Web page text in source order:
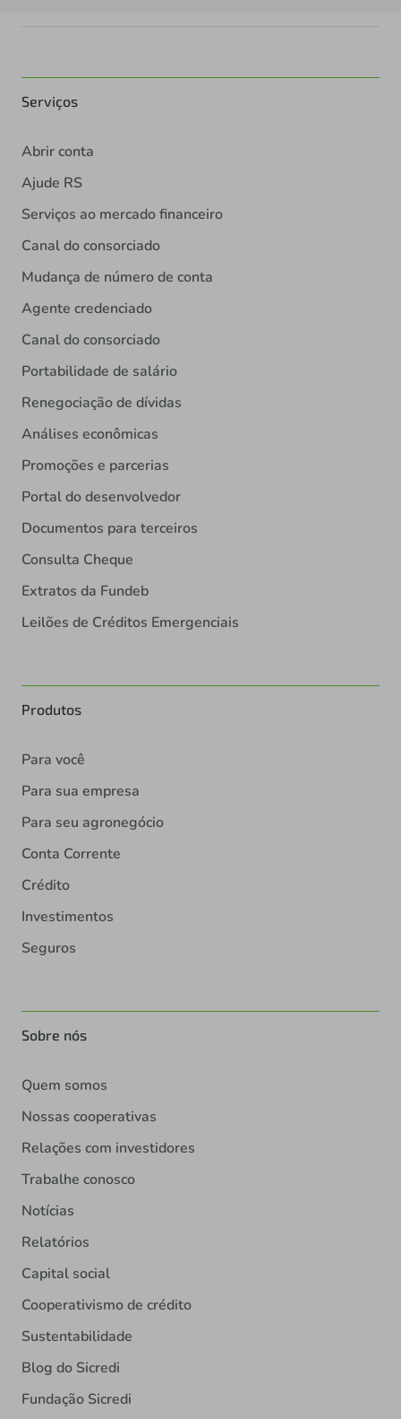
Serviços
Abrir conta
Ajude RS
Serviços ao mercado financeiro
Canal do consorciado
Mudança de número de conta
Agente credenciado
Canal do consorciado
Portabilidade de salário
Renegociação de dívidas
Análises econômicas
Promoções e parcerias
Portal do desenvolvedor
Documentos para terceiros
Consulta Cheque
Extratos da Fundeb
Leilões de Créditos Emergenciais
Produtos
Para você
Para sua empresa
Para seu agronegócio
Conta Corrente
Crédito
Investimentos
Seguros
Sobre nós
Quem somos
Nossas cooperativas
Relações com investidores
Trabalhe conosco
Notícias
Relatórios
Capital social
Cooperativismo de crédito
Sustentabilidade
Blog do Sicredi
Fundação Sicredi